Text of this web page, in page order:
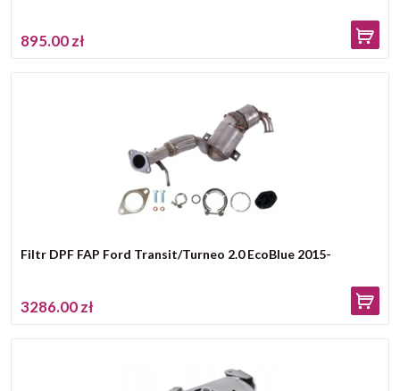
895.00 zł
Filtr DPF FAP Ford Transit/Turneo 2.0 EcoBlue 2015-
3286.00 zł